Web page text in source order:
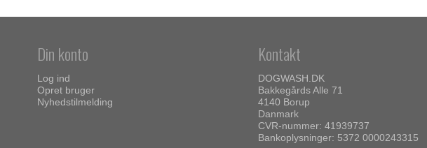
Din konto
Log ind
Opret bruger
Nyhedstilmelding
Kontakt
DOGWASH.DK
Bakkegårds Alle 71
4140 Borup
Danmark
CVR-nummer: 41939737
Bankoplysninger: 5372 0000243315